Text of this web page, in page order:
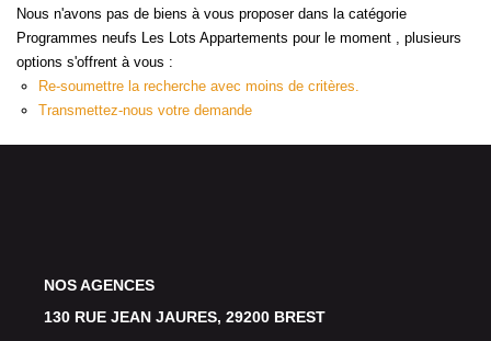
NOS AGENCES
Qui Sommes Nous
Nos Actualités
Créer une alerte
Nous n'avons pas de biens à vous proposer dans la catégorie
Programmes neufs Les Lots Appartements pour le moment , plusieurs
options s'offrent à vous :
Re-soumettre la recherche avec moins de critères.
Transmettez-nous votre demande
NOS AGENCES
130 RUE JEAN JAURES, 29200 BREST